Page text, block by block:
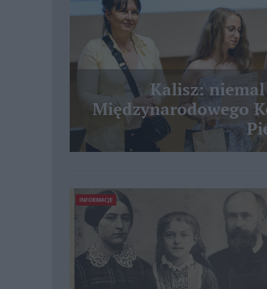
Kalisz:
Międzynarodowego
INFORMACJE